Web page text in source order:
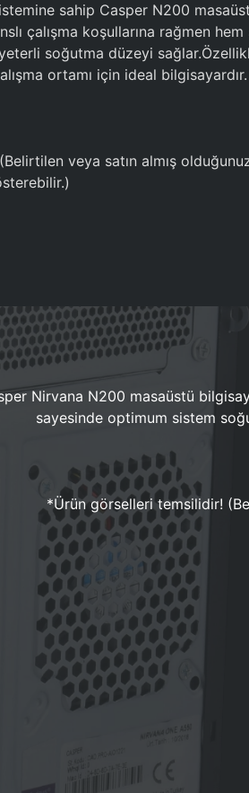
sahip Casper N200
çalışma koşullarına rağmen hem
soğutma düzeyi
ortamı için ideal bilgisayardır.
veya satın almış
Nirvana N200 masaüstü
sayesinde optimum sistem
*Ürün görselleri temsilidir!